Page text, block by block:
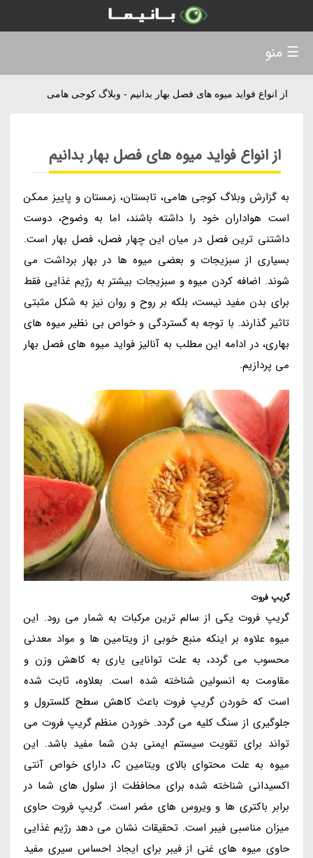
از انواع فواید میوه های فصل بهار بدانیم - وبلاگ کوجی هامی
از انواع فواید میوه های فصل بهار بدانیم
به گزارش وبلاگ کوجی هامی، تابستان، زمستان و پاییز ممکن
است هواداران خود را داشته باشند، اما به وضوح، دوست
داشتنی ترین فصل در میان این چهار فصل، فصل بهار است.
بسیاری از سبزیجات و بعضی میوه ها در بهار برداشت می
شوند. اضافه کردن میوه و سبزیجات بیشتر به رژیم غذایی فقط
برای بدن مفید نیست، بلکه بر روح و روان نیز به شکل مثبتی
تاثیر گذارند. با توجه به گستردگی و خواص بی نظیر میوه های
بهاری، در ادامه این مطلب به آنالیز فواید میوه های فصل بهار
می پردازیم.
گریپ فروت
گریپ فروت یکی از سالم ترین مرکبات به شمار می رود. این
میوه علاوه بر اینکه منبع خوبی از ویتامین ها و مواد معدنی
محسوب می گردد، به علت توانایی یاری به کاهش وزن و
مقاومت به انسولین شناخته شده است. بعلاوه، ثابت شده
است که خوردن گریپ فروت باعث کاهش سطح کلسترول و
جلوگیری از سنگ کلیه می گردد. خوردن منظم گریپ فروت می
تواند برای تقویت سیستم ایمنی بدن شما مفید باشد. این
میوه به علت محتوای بالای ویتامین C، دارای خواص آنتی
اکسیدانی شناخته شده برای محافظت از سلول های شما در
برابر باکتری ها و ویروس های مضر است. گریپ فروت حاوی
میزان مناسبی فیبر است. تحقیقات نشان می دهد رژیم غذایی
حاوی میوه های غنی از فیبر برای ایجاد احساس سیری مفید
☰ منو